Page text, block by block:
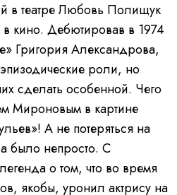
в театре Любовь Полищук
в кино. Дебютировав в 1974
Григория Александрова,
роли, но
сделать особенной. Чего
Мироновым в картине
А не потеряться на
было непросто. С
о том, что во время
якобы, уронил актрису на